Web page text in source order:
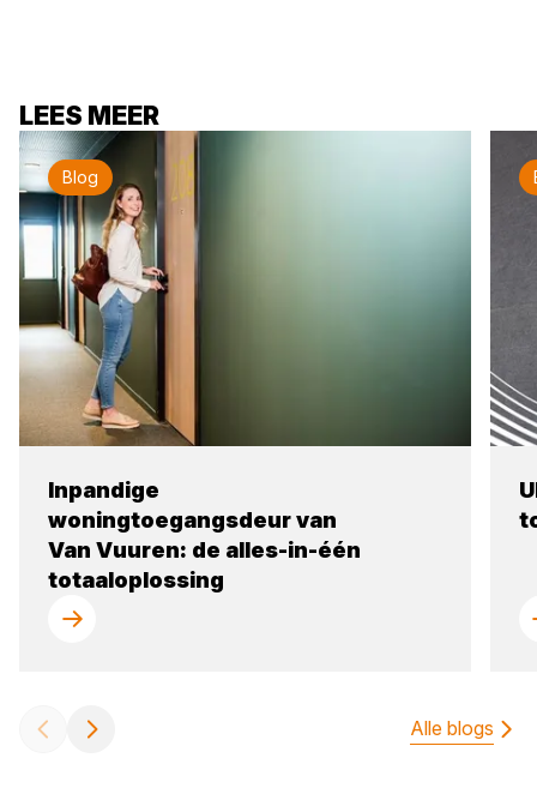
LEES MEER
Blog
Inpandige
woningtoegangsdeur van
Van Vuuren: de alles-in-één
totaaloplossing
Alle blogs